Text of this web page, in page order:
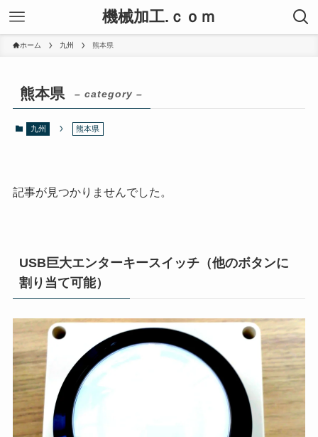
機械加工.ｃｏｍ
ホーム 九州 熊本県
熊本県 – category –
九州 熊本県
記事が見つかりませんでした。
USB巨大エンターキースイッチ（他のボタンに
割り当て可能）